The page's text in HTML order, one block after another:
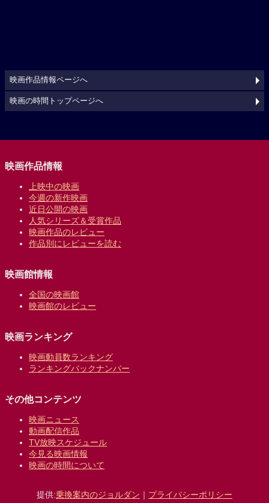
映画作品情報ページへ
映画の時間トップページへ
映画作品情報
上映中の映画
今週の新作映画
近日公開の映画
人気シリーズ＆受賞作品
映画作品のレビュー
作品別にレビューを読む
映画館情報
全国の映画館
映画館のレビュー
映画ランキング
映画動員数ランキング
ランキングバックナンバー
その他コンテンツ
映画ニュース
動画配信作品
TV放映スケジュール
今見る映画情報
映画の時間について
提供:乗換案内のジョルダン ｜ プライバシーポリシー